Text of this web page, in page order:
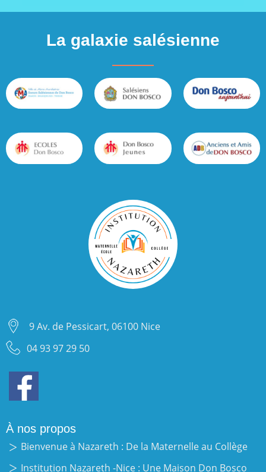
La galaxie salésienne
9 Av. de Pessicart, 06100 Nice
04 93 97 29 50
À nos propos
Bienvenue à Nazareth : De la Maternelle au Collège
Institution Nazareth -Nice : Une Maison Don Bosco